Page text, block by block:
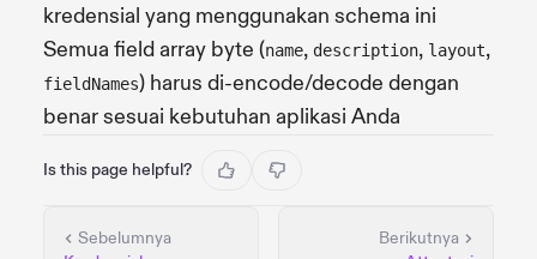
kredensial yang menggunakan schema ini
Semua field array byte (name, description, layout,
fieldNames) harus di-encode/decode dengan
benar sesuai kebutuhan aplikasi Anda
Is this page helpful?
Sebelumnya
Berikutnya